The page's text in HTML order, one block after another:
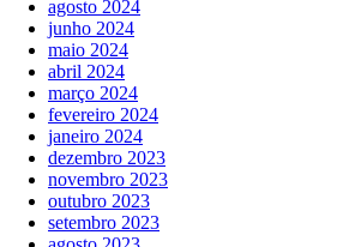
agosto 2024
junho 2024
maio 2024
abril 2024
março 2024
fevereiro 2024
janeiro 2024
dezembro 2023
novembro 2023
outubro 2023
setembro 2023